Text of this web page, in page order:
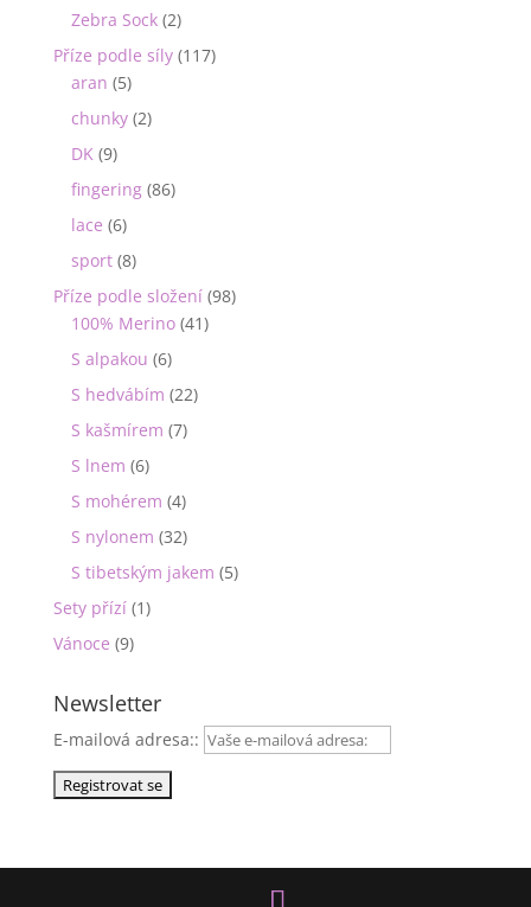
Zebra Sock (2)
Příze podle síly (117)
aran (5)
chunky (2)
DK (9)
fingering (86)
lace (6)
sport (8)
Příze podle složení (98)
100% Merino (41)
S alpakou (6)
S hedvábím (22)
S kašmírem (7)
S lnem (6)
S mohérem (4)
S nylonem (32)
S tibetským jakem (5)
Sety přízí (1)
Vánoce (9)
Newsletter
E-mailová adresa::